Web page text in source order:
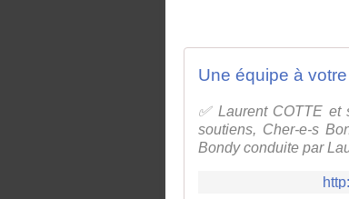
Une équipe à
✅ Laurent COTTE et
soutiens, Cher-e-s
Bondy conduite par